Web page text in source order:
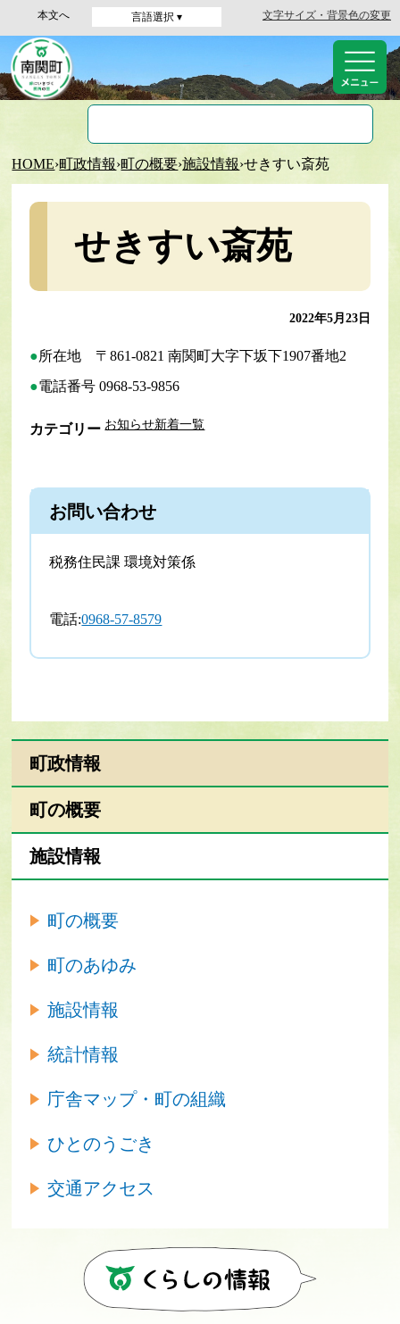
本文へ 言語選択 ▾ 文字サイズ・背景色の変更
HOME›町政情報›町の概要›施設情報›せきすい斎苑
せきすい斎苑
2022年5月23日
所在地 〒861-0821 南関町大字下坂下1907番地2
電話番号 0968-53-9856
カテゴリー お知らせ新着一覧
お問い合わせ
税務住民課 環境対策係
電話:0968-57-8579
町政情報
町の概要
施設情報
町の概要
町のあゆみ
施設情報
統計情報
庁舎マップ・町の組織
ひとのうごき
交通アクセス